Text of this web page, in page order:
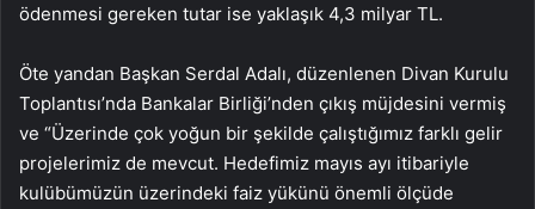
ödenmesi gereken tutar ise yaklaşık 4,3 milyar TL.
Öte yandan Başkan Serdal Adalı, düzenlenen Divan Kurulu
Toplantısı’nda Bankalar Birliği’nden çıkış müjdesini vermiş
ve “Üzerinde çok yoğun bir şekilde çalıştığımız farklı gelir
projelerimiz de mevcut. Hedefimiz mayıs ayı itibariyle
kulübümüzün üzerindeki faiz yükünü önemli ölçüde